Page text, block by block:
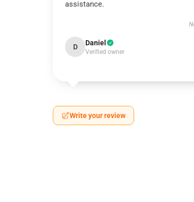
assistance.
D Daniel
Verified owner
Write your review